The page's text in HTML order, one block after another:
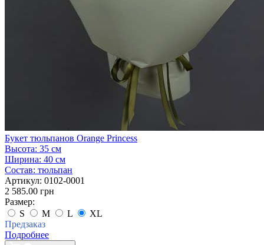
Букет тюльпанов Orange Princess
Высота: 35 см
Ширина: 40 см
Состав: тюльпан
Артикул: 0102-0001
2 585.00 грн
Размер:
S
M L
XL
Предзаказ
Подробнее